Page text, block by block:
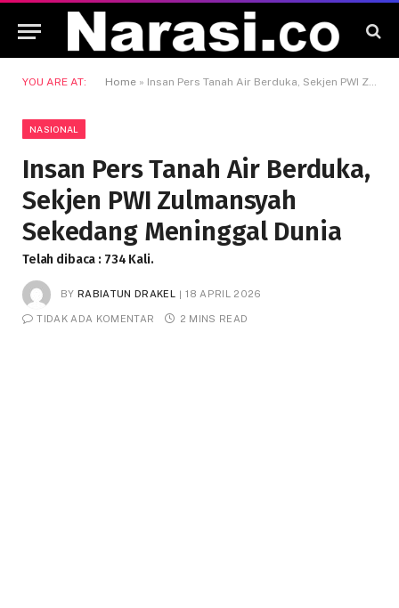
YOU ARE AT: Home » Insan Pers Tanah Air Berduka, Sekjen PWI Zulmansyah Sekedang Meninggal Dunia
NASIONAL
Insan Pers Tanah Air Berduka,
Sekjen PWI Zulmansyah
Sekedang Meninggal Dunia
Telah dibaca : 734 Kali.
BY RABIATUN DRAKEL 18 APRIL 2026
TIDAK ADA KOMENTAR 2 MINS READ